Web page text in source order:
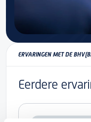
ERVARINGEN MET DE
Eerdere